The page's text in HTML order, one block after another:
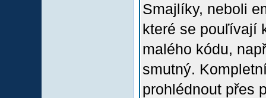
Smajlíky, neboli
které se pouľívají
malého kódu,
smutný.
prohlédnout přes